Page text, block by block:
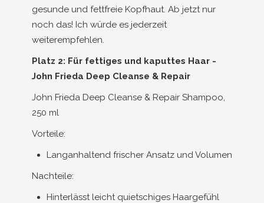
gesunde und fettfreie Kopfhaut. Ab jetzt nur
noch das! Ich würde es jederzeit
weiterempfehlen.
Platz 2: Für fettiges und kaputtes Haar -
John Frieda Deep Cleanse & Repair
John Frieda Deep Cleanse & Repair Shampoo,
250 ml
Vorteile:
Langanhaltend frischer Ansatz und Volumen
Nachteile:
Hinterlässt leicht quietschiges Haargefühl